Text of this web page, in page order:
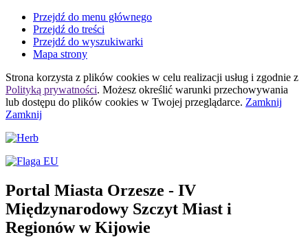
Przejdź do menu głównego
Przejdź do treści
Przejdź do wyszukiwarki
Mapa strony
Strona korzysta z plików cookies w celu realizacji usług i zgodnie z
Polityką prywatności. Możesz określić warunki przechowywania
lub dostępu do plików cookies w Twojej przeglądarce. Zamknij
Zamknij
Portal Miasta Orzesze - IV
Międzynarodowy Szczyt Miast i
Regionów w Kijowie